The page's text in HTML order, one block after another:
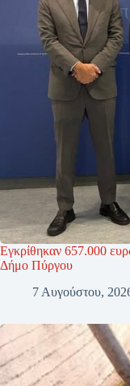
Εγκρίθηκαν 657.000
Δήμο Πύργου
7 Αυγούστου,